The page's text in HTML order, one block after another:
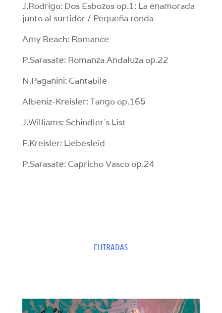
J.Rodrigo: Dos Esbozos op.1: La enamorada
junto al surtidor / Pequeña ronda
Amy Beach: Romance
P.Sarasate: Romanza Andaluza op.22
N.Paganini: Cantabile
Albeniz-Kreisler: Tango op.165
J.Williams: Schindler´s List
F.Kreisler: Liebesleid
P.Sarasate: Capricho Vasco op.24
ENTRADAS